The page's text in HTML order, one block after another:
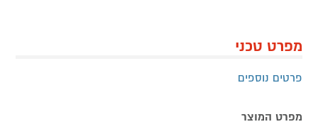
מפרט טכני
פרטים נוספים
מפרט המוצר